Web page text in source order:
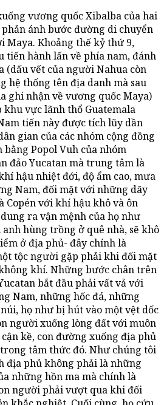
vương quốc Xibalba của hai
ánh bước đường di chuyển
Maya. Khoảng thế kỷ thứ 9,
tiến hành lấn về phía nam, đánh
(dấu vết của người Nahua còn
hệ thống tên địa danh mà sau
ghi nhận về vương quốc Maya)
vực lãnh thổ Guatemala
tiến này được tích lũy dần
gian của các nhóm cộng đồng
Popol Vuh của nhóm
đảo Yucatan mà trung tâm là
hậu nhiệt đới, độ ẩm cao, mưa
Nam, đối mặt với những dãy
Copén với khí hậu khô và ôn
ra vận mệnh của họ như
hùng trồng ở quê nhà, sẽ khô
ở địa phủ- đây chính là
tộc người gặp phải khi đối mặt
khí. Những bước chân trên
bắt đầu phải vất vả với
Nam, những hốc đá, những
họ như bị hút vào một vệt dốc
người xuống lòng đất với muôn
kề, con đường xuống địa phủ
tâm thức đó. Như chúng tôi
địa phủ không phải là những
những hồn ma mà chính là
người phải vượt qua khi đối